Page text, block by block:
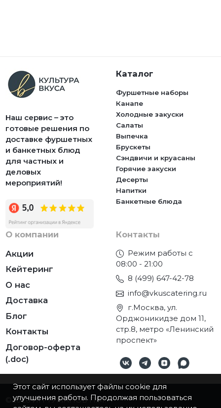
Наш сервис – это
готовые решения по
доставке фуршетных
и банкетных блюд
для частных и
деловых
мероприятий!
Каталог
Фуршетные наборы
Канапе
Холодные закуски
Салаты
Выпечка
Брускеты
Сэндвичи и круасаны
Горячие закуски
Десерты
Напитки
Банкетные блюда
О компании
Акции
Кейтеринг
О нас
Доставка
Блог
Контакты
Договор-оферта
(.doc)
Контакты
Режим работы с
08:00 - 21:00
8 (499) 647-42-78
info@vkuscatering.ru
г.Москва, ул.
Орджоникидзе дом 11,
стр.8, метро «Ленинский
проспект»
©2026ИП ТУМАНОВ П.М.
Этот сайт использует файлы cookie для
улучшения работы. Продолжая пользоваться